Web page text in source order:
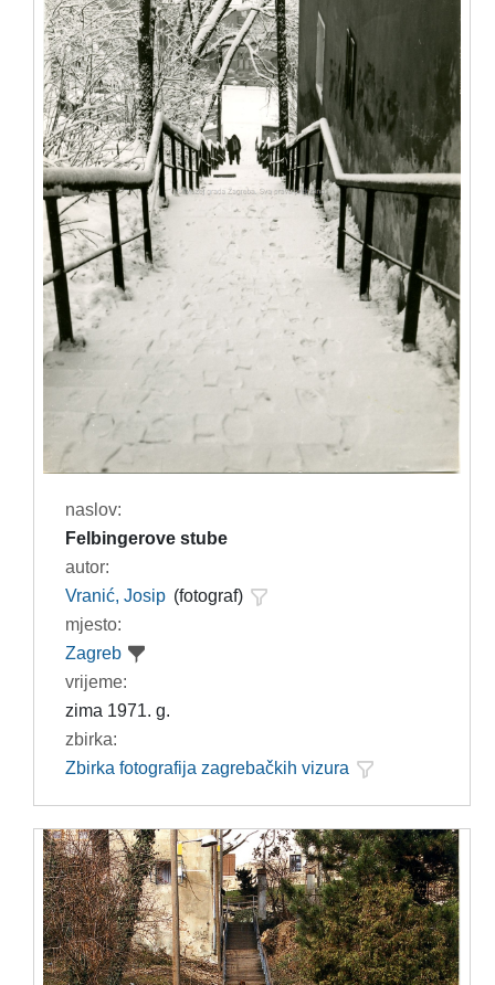
naslov:
Felbingerove stube
autor:
Vranić, Josip (fotograf)
mjesto:
Zagreb
vrijeme:
zima 1971. g.
zbirka:
Zbirka fotografija zagrebačkih vizura